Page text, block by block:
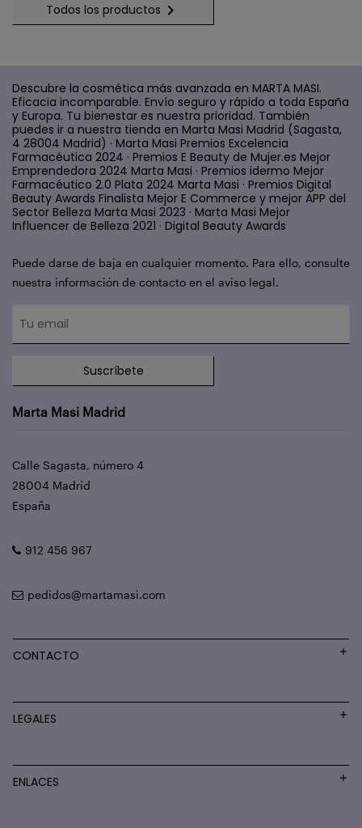
Todos los productos 
Descubre la cosmética más avanzada en MARTA MASI.
Eficacia incomparable. Envío seguro y rápido a toda España
y Europa. Tu bienestar es nuestra prioridad. También
puedes ir a nuestra tienda en Marta Masi Madrid (Sagasta,
4 28004 Madrid) · Marta Masi Premios Excelencia
Farmacéutica 2024 · Premios E Beauty de Mujer.es Mejor
Emprendedora 2024 Marta Masi · Premios idermo Mejor
Farmacéutico 2.0 Plata 2024 Marta Masi · Premios Digital
Beauty Awards Finalista Mejor E Commerce y mejor APP del
Sector Belleza Marta Masi 2023 · Marta Masi Mejor
Influencer de Belleza 2021 · Digital Beauty Awards
Puede darse de baja en cualquier momento. Para ello, consulte
nuestra información de contacto en el aviso legal.
Suscríbete
Marta Masi Madrid
Calle Sagasta, número 4
28004 Madrid
España
912 456 967
pedidos@martamasi.com
CONTACTO
LEGALES
ENLACES